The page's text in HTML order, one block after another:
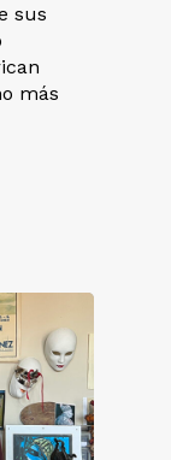
sus
más